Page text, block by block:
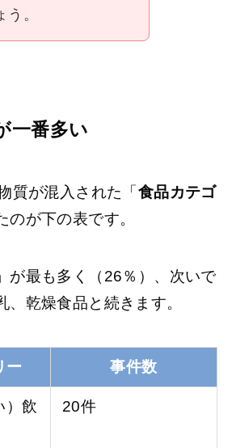
。
一番多い
質が混入された「 食品カテゴ
のが下の表です。
が最も多く（26％）、次いで
、乾燥食品と続きます。
ー 事件数
）飲
20件